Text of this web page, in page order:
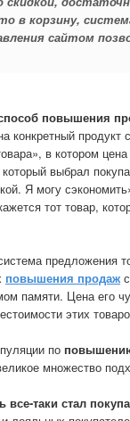
в корзину,
сайтом
повышения
конкретный
в котором
выбрал
Я могу
тот товар,
предложения
повышения продаж
памяти. Цена его
этих
по
множество
все-таки стал